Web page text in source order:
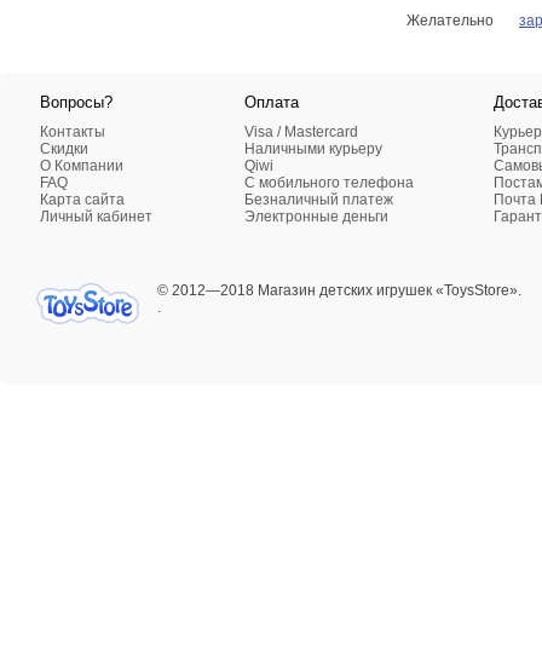
Желательно
Вопросы?
Контакты
Скидки
О Компании
FAQ
Карта сайта
Личный кабинет
Оплата
Visa / Mastercard
Наличными курьеру
Qiwi
C мобильного телефона
Безналичный платеж
Электронные деньги
Почта
© 2012—2018 Магазин детских игрушек «ToysStore».
.